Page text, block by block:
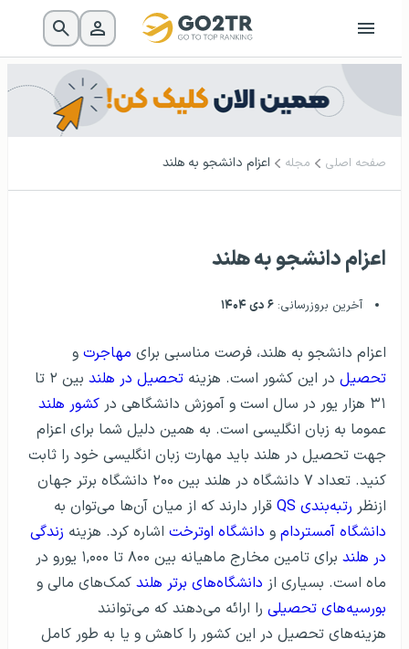
صفحه اصلی مجله اعزام دانشجو به هلند
اعزام دانشجو به هلند
آخرین بروزرسانی: ۶ دی ۱۴۰۴
اعزام دانشجو به هلند، فرصت مناسبی برای مهاجرت و
تحصیل در این کشور است. هزینه تحصیل در هلند
بین ۲ تا
۳۱ هزار یور در سال است و آموزش دانشگاهی در
کشور هلند
عموما به زبان انگلیسی است. به همین دلیل شما برای اعزام
جهت تحصیل در هلند باید مهارت زبان انگلیسی خود را ثابت
کنید. تعداد ۷ دانشگاه در هلند بین ۲۰۰ دانشگاه برتر جهان
ازنظر رتبه‌بندی QS
قرار دارند که از میان آن‌ها می‌توان به
دانشگاه آمستردام و دانشگاه اوترخت اشاره کرد. هزینه زندگی
در هلند
برای تامین مخارج ماهیانه بین ۸۰۰ تا ۱,۰۰۰ یورو در
ماه است. بسیاری از دانشگاه‌های برتر هلند کمک‌های مالی و
بورسیه‌های تحصیلی را ارائه می‌دهند که می‌توانند
هزینه‌های تحصیل در این کشور را کاهش و یا به طور کامل